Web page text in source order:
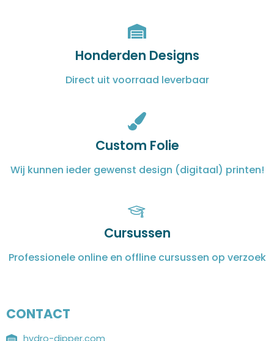
Honderden Designs
Direct uit voorraad leverbaar
Custom Folie
Wij kunnen ieder gewenst design (digitaal) printen!
Cursussen
Professionele online en offline cursussen op verzoek
CONTACT
hydro-dipper.com